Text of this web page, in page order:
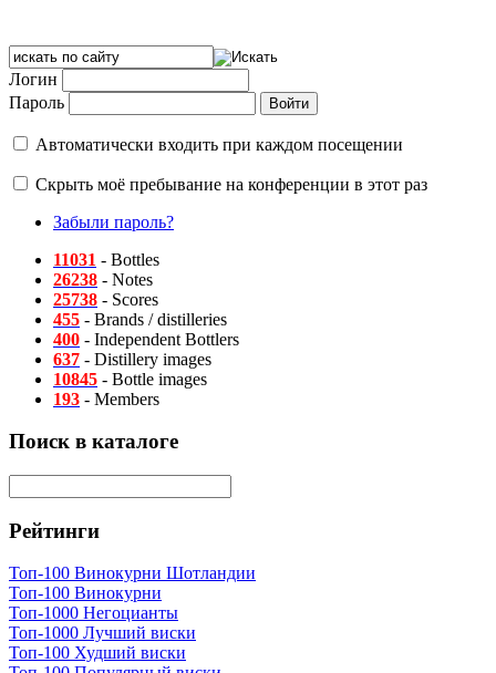
Логин
Пароль
Автоматически входить при каждом посещении
Скрыть моё пребывание на конференции в этот раз
Забыли пароль?
11031 - Bottles
26238 - Notes
25738 - Scores
455 - Brands / distilleries
400 - Independent Bottlers
637 - Distillery images
10845 - Bottle images
193 - Members
Поиск в каталоге
Рейтинги
Топ-100 Винокурни Шотландии
Топ-100 Винокурни
Топ-1000 Негоцианты
Топ-1000 Лучший виски
Топ-100 Худший виски